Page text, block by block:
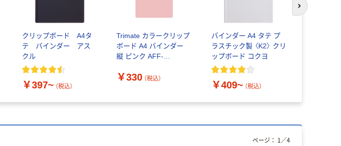
クリップボード A4タ
テ バインダー アス
クル
￥397~ （税込）
Trimate カラークリップ
ボード A4 バインダー
縦 ピンク AFF-
7278-04（直送品）
￥330 （税込）
バインダー A4 タテ プ
ラスチック製 〈K2〉 クリ
ップボード コクヨ
￥409~ （税込）
次のスライド
ページ： 1／4